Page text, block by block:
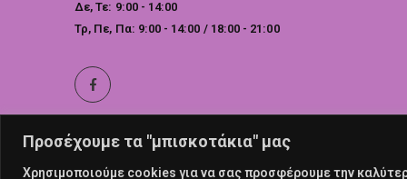
Προσέχουμε τα "μπισκοτάκια" μας
Χρησιμοποιούμε cookies για να σας προσφέρουμε την
Δε, Τε: 9:00 - 14:00
Τρ, Πε, Πα: 9:00 - 14:00 / 18:00 - 21:00